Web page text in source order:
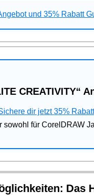
CREATIVITY“
dir jetzt 35%
sowohl für CorelDRAW
Das